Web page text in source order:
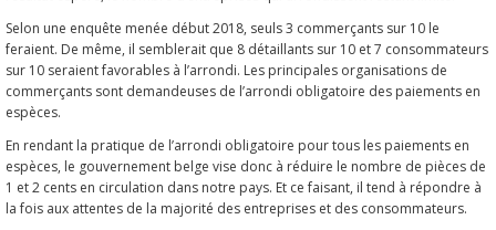
Selon une enquête menée début 2018, seuls 3 commerçants sur 10 le
feraient. De même, il semblerait que 8 détaillants sur 10 et 7 consommateurs
sur 10 seraient favorables à l’arrondi. Les principales organisations de
commerçants sont demandeuses de l’arrondi obligatoire des paiements en
espèces.
En rendant la pratique de l’arrondi obligatoire pour tous les paiements en
espèces, le gouvernement belge vise donc à réduire le nombre de pièces de
1 et 2 cents en circulation dans notre pays. Et ce faisant, il tend à répondre à
la fois aux attentes de la majorité des entreprises et des consommateurs.